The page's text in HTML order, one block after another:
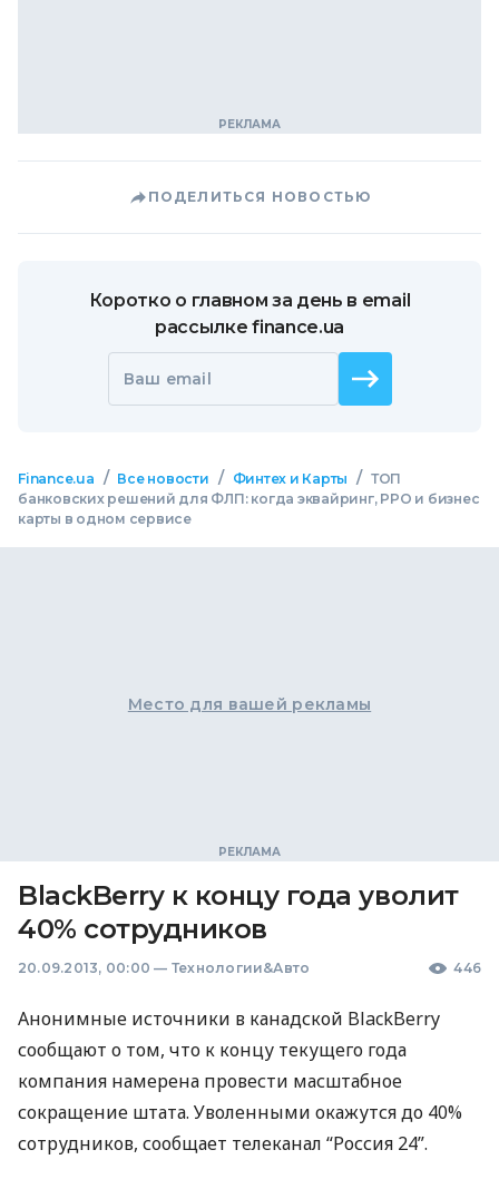
ПОДЕЛИТЬСЯ НОВОСТЬЮ
Коротко о главном за день в email
рассылке finance.ua
Ваш email
Finance.ua / Все новости / Финтех и Карты / ТОП
банковских решений для ФЛП: когда эквайринг, РРО и бизнес
карты в одном сервисе
Место для вашей рекламы
BlackBerry к концу года уволит
40% сотрудников
20.09.2013, 00:00 — Технологии&Авто 446
Анонимные источники в канадской BlackBerry
сообщают о том, что к концу текущего года
компания намерена провести масштабное
сокращение штата. Уволенными окажутся до 40%
сотрудников, сообщает телеканал “Россия 24”.